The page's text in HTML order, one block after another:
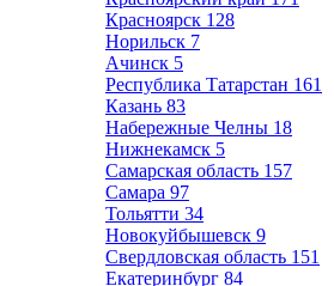
Красноярск 128
Норильск 7
Ачинск 5
Республика Татарстан 161
Казань 83
Набережные Челны 18
Нижнекамск 5
Самарская область 157
Самара 97
Тольятти 34
Новокуйбышевск 9
Свердловская область 151
Екатеринбург 84